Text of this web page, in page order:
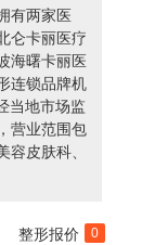
有两家医
仑卡丽医疗
海曙卡丽医
连锁品牌机
当地市场监
营业范围包
皮肤科、
整形报价 0